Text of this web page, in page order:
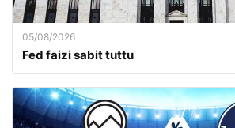
05/08/2026
Fed faizi sabit tuttu